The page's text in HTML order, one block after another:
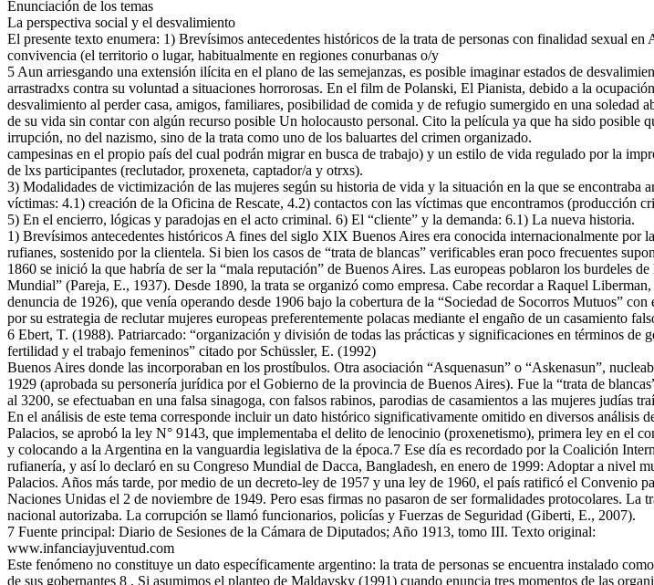
Enunciación de los temas
La perspectiva social y el desvalimiento
El presente texto enumera: 1) Brevísimos antecedentes históricos de la trata de personas con finalidad sexual
convivencia (el territorio o lugar, habitualmente en regiones conurbanas o/y
5 Aun arriesgando una extensión ilícita en el plano de las semejanzas, es posible imaginar estados de
arrastradxs contra su voluntad a situaciones horrorosas. En el film de Polanski, El Pianista, debido a la
desvalimiento al perder casa, amigos, familiares, posibilidad de comida y de refugio sumergido en una
de su vida sin contar con algún recurso posible Un holocausto personal. Cito la película ya que ha sido posible
irrupción, no del nazismo, sino de la trata como uno de los baluartes del crimen organizado.
campesinas en el propio país del cual podrán migrar en busca de trabajo) y un estilo de vida regulado por la
de lxs participantes (reclutador, proxeneta, captador/a y otrxs).
3) Modalidades de victimización de las mujeres según su historia de vida y la situación en la que se
víctimas: 4.1) creación de la Oficina de Rescate, 4.2) contactos con las víctimas que encontramos (producción
5) En el encierro, lógicas y paradojas en el acto criminal. 6) El “cliente” y la demanda: 6.1) La nueva historia.
1) Brevísimos antecedentes históricos A fines del siglo XIX Buenos Aires era conocida internacionalmente por
rufianes, sostenido por la clientela. Si bien los casos de “trata de blancas” verificables eran poco frecuentes
1860 se inició la que habría de ser la “mala reputación” de Buenos Aires. Las europeas poblaron los burdeles
Mundial” (Pareja, E., 1937). Desde 1890, la trata se organizó como empresa. Cabe recordar a Raquel
denuncia de 1926), que venía operando desde 1906 bajo la cobertura de la “Sociedad de Socorros Mutuos”
por su estrategia de reclutar mujeres europeas preferentemente polacas mediante el engaño de un casamiento
6 Ebert, T. (1988). Patriarcado: “organización y división de todas las prácticas y significaciones en términos
fertilidad y el trabajo femeninos” citado por Schüssler, E. (1992)
Buenos Aires donde las incorporaban en los prostíbulos. Otra asociación “Asquenasun” o “Askenasun”,
1929 (aprobada su personería jurídica por el Gobierno de la provincia de Buenos Aires). Fue la “trata de
al 3200, se efectuaban en una falsa sinagoga, con falsos rabinos, parodias de casamientos a las mujeres judías
En el análisis de este tema corresponde incluir un dato histórico significativamente omitido en diversos
Palacios, se aprobó la ley N° 9143, que implementaba el delito de lenocinio (proxenetismo), primera ley en el
y colocando a la Argentina en la vanguardia legislativa de la época.7 Ese día es recordado por la Coalición
rufianería, y así lo declaró en su Congreso Mundial de Dacca, Bangladesh, en enero de 1999: Adoptar a nivel
Palacios. Años más tarde, por medio de un decreto-ley de 1957 y una ley de 1960, el país ratificó el Convenio
Naciones Unidas el 2 de noviembre de 1949. Pero esas firmas no pasaron de ser formalidades protocolares.
nacional autorizaba. La corrupción se llamó funcionarios, policías y Fuerzas de Seguridad (Giberti, E., 2007).
7 Fuente principal: Diario de Sesiones de la Cámara de Diputados; Año 1913, tomo III. Texto original:
www.infanciayjuventud.com
Este fenómeno no constituye un dato específicamente argentino: la trata de personas se encuentra instalado
de sus gobernantes 8 . Si asumimos el planteo de Maldavsky (1991) cuando enuncia tres momentos de las